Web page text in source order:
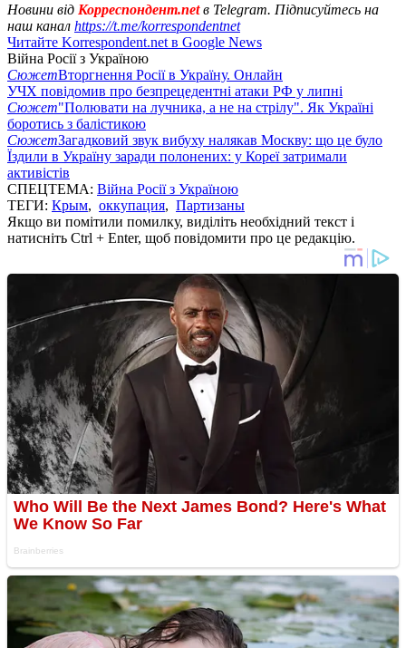
Новини від Корреспондент.netв Telegram. Підписуйтесь на
наш канал https://t.me/korrespondentnet
Читайте Korrespondent.net в Google News
Війна Росії з Україною
СюжетВторгнення Росії в Україну. Онлайн
УЧХ повідомив про безпрецедентні атаки РФ у липні
Сюжет"Полювати на лучника, а не на стрілу". Як Україні
боротись з балістикою
СюжетЗагадковий звук вибуху налякав Москву: що це було
Їздили в Україну заради полонених: у Кореї затримали
активістів
СПЕЦТЕМА: Війна Росії з Україною
ТЕГИ: Крым, оккупация, Партизаны
Якщо ви помітили помилку, виділіть необхідний текст і
натисніть Ctrl + Enter, щоб повідомити про це редакцію.